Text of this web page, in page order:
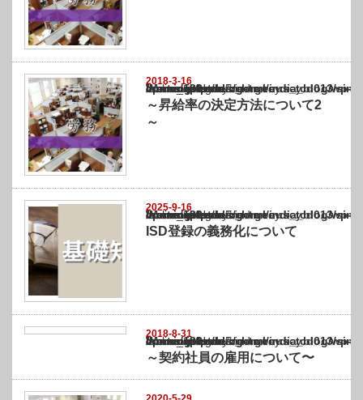
2018-3-16
Warning
: Undefined array key "show_category" in
/home/netst/kuno-cpa.co.jp/public_html/india_blog/wp-content/themes/
on line183
～昇給率の決定方法について2
～
2025-9-16
Warning
: Undefined array key "show_category" in
/home/netst/kuno-cpa.co.jp/public_html/india_blog/wp-content/themes/
on line183
ISD登録の義務化について
2018-8-31
Warning
: Undefined array key "show_category" in
/home/netst/kuno-cpa.co.jp/public_html/india_blog/wp-content/themes/
on line183
～契約社員の雇用について〜